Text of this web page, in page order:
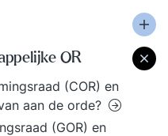
OR
(COR) en
aan de orde?
(GOR) en